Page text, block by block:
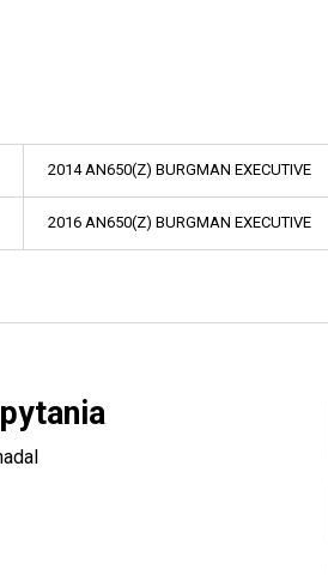
2014 AN650(Z) BURGMAN EXECUTIVE
2016 AN650(Z) BURGMAN EXECUTIVE